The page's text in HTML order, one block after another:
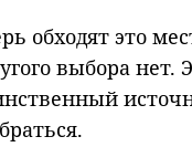
обходят это
выбора нет.